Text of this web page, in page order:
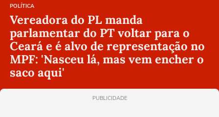
POLÍTICA
Vereadora do PL manda
parlamentar do PT voltar para o
Ceará e é alvo de representação no
MPF: 'Nasceu lá, mas vem encher o
saco aqui'
PUBLICIDADE